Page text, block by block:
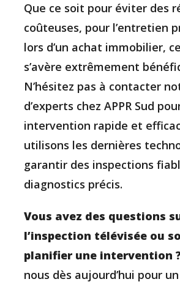
Que ce soit pour éviter des
coûteuses, pour l’entretien
lors d’un achat immobilier,
s’avère extrêmement
N’hésitez pas à contacter
d’experts chez APPR Sud
intervention rapide et
utilisons les dernières
garantir des inspections
diagnostics précis.
Vous avez des questions
l’inspection télévisée ou
planifier une intervention
nous dès aujourd’hui pour